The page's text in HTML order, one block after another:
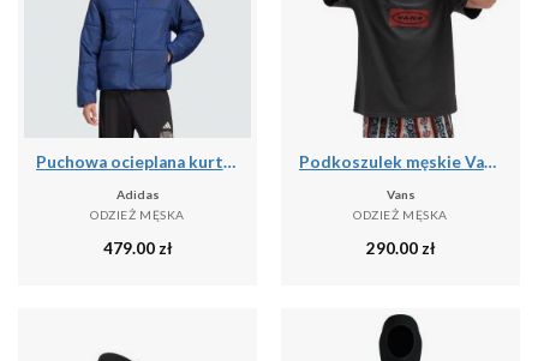
Puchowa ocieplana kurtka Essentials Highloft
Adidas
ODZIEŻ MĘSKA
479.00 zł
Podkoszulek męskie Vans X Curren X Knost
Vans
ODZIEŻ MĘSKA
290.00 zł